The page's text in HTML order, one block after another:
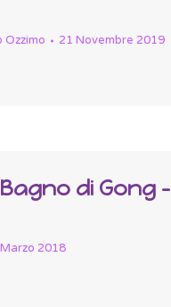
Ozzimo 21 Novembre 2019
Bagno di Gong –
2018